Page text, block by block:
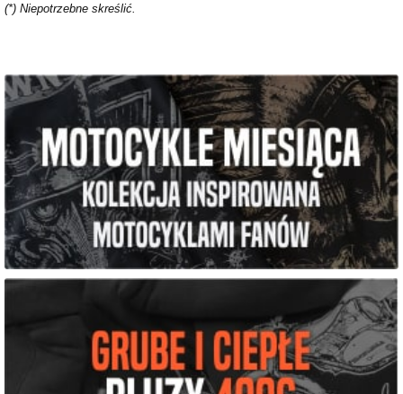
(*) Niepotrzebne skreślić.